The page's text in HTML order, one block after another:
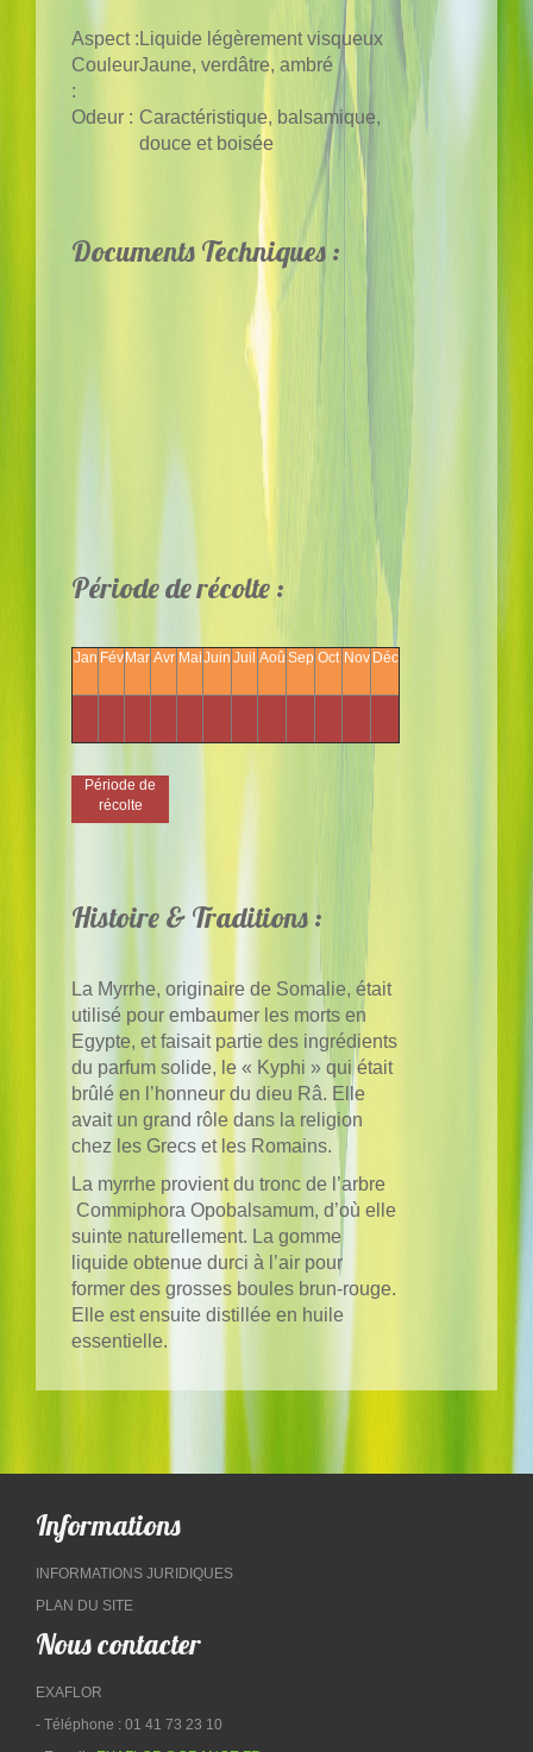
Aspect : Liquide légèrement visqueux
Couleur
:
Jaune, verdâtre, ambré
Odeur : Caractéristique, balsamique,
douce et boisée
Documents Techniques :
Période de récolte :
Jan FévMar Avr MaiJuin Juil Aoû Sep Oct Nov Déc
Période de
récolte
Histoire & Traditions :
La Myrrhe, originaire de Somalie, était
utilisé pour embaumer les morts en
Egypte, et faisait partie des ingrédients
du parfum solide, le « Kyphi » qui était
brûlé en l’honneur du dieu Râ. Elle
avait un grand rôle dans la religion
chez les Grecs et les Romains.
La myrrhe provient du tronc de l’arbre
Commiphora Opobalsamum, d’où elle
suinte naturellement. La gomme
liquide obtenue durci à l’air pour
former des grosses boules brun-rouge.
Elle est ensuite distillée en huile
essentielle.
Informations
INFORMATIONS JURIDIQUES
PLAN DU SITE
Nous contacter
EXAFLOR
- Téléphone : 01 41 73 23 10